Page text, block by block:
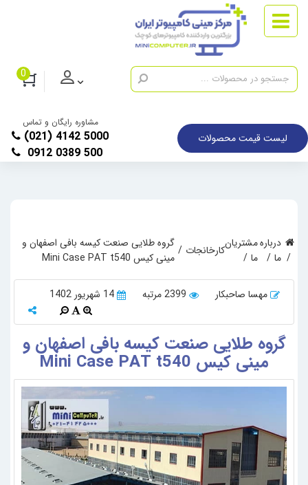
0
لیست قیمت محصولات
مشاوره رایگان و تماس
(021) 4142 5000
0912 0389 500
درباره
ما
مشتریان
ما
کارخانجات
گروه طلایی صنعت کیسه بافی اصفهان و
مینی کیس Mini Case PAT t540
مهسا صاحبکار 2399 مرتبه 14 شهریور 1402
گروه طلایی صنعت کیسه بافی اصفهان و
مینی کیس Mini Case PAT t540